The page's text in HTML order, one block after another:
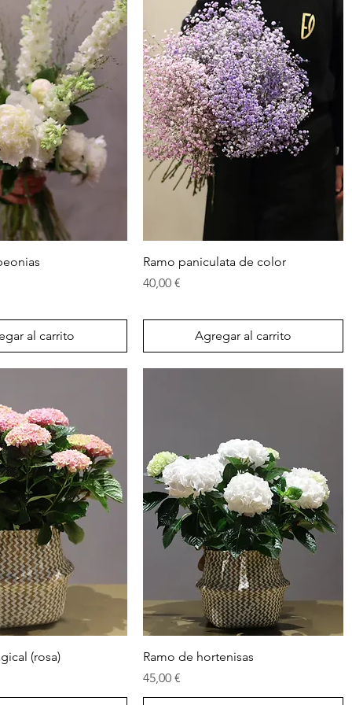
rápida
al carrito
Vista rápida
Ramo paniculata de color
Precio
40,00 €
Agregar al carrito
rápida
(rosa)
Vista rápida
Ramo de hortenisas
Precio
45,00 €